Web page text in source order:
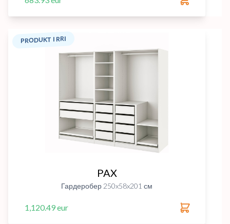
PRODUKT I RRI
PAX
Гардеробер 250x58x201 см
1,120.49 eur